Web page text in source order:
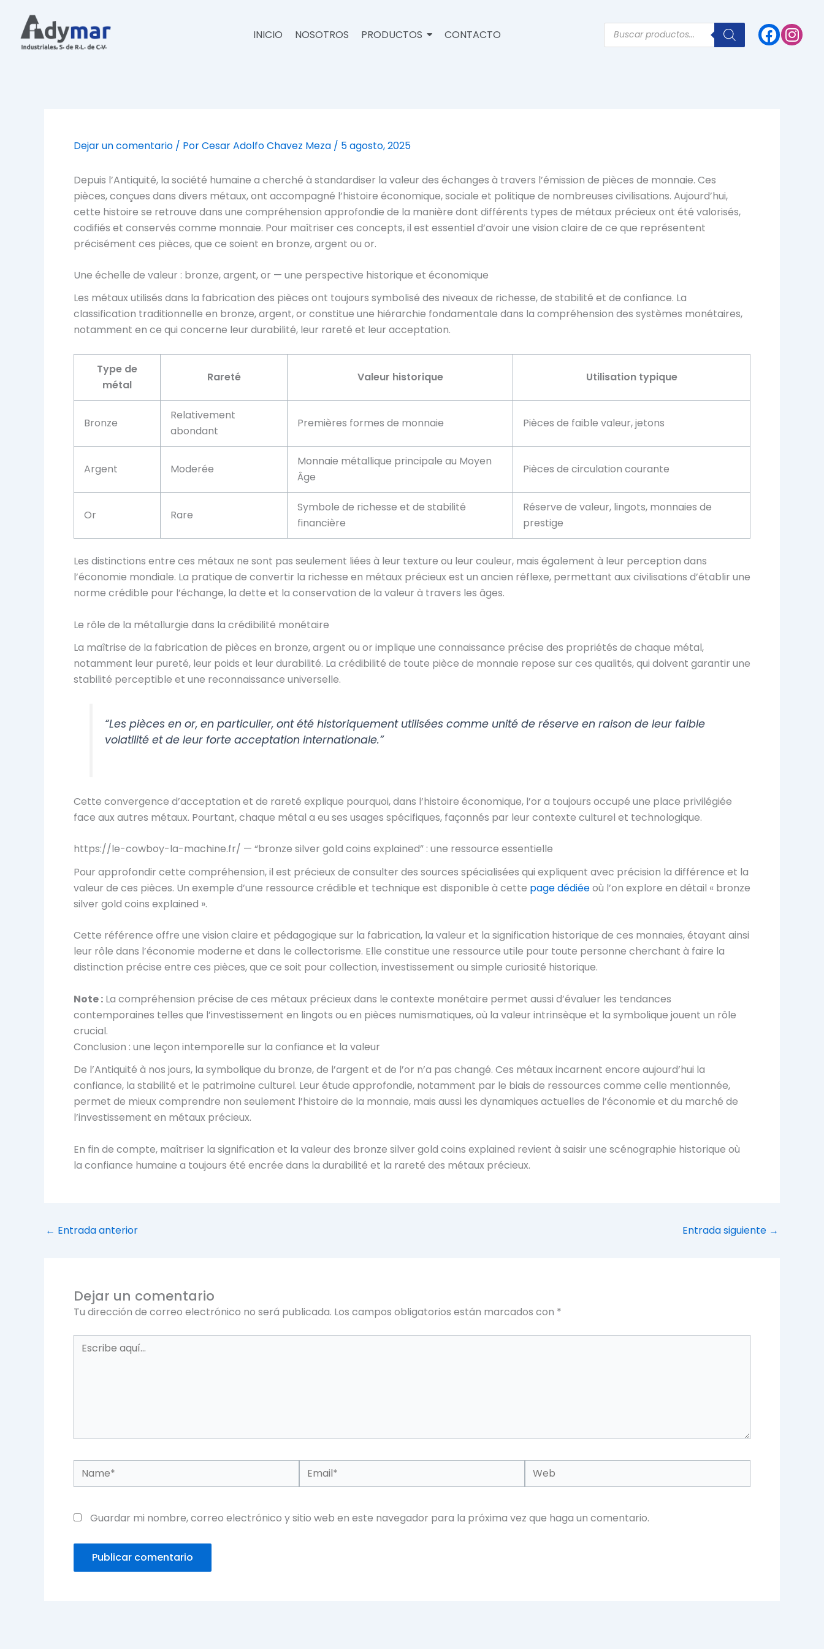
contenido
INICIO NOSOTROS PRODUCTOS CONTACTO
Products
search
Dejar un comentario / PorCesar Adolfo Chavez Meza / 5 agosto, 2025
Depuis l’Antiquité, la société humaine a cherché à standardiser la valeur des échanges à travers l’émission de pièces de monnaie. Ces
pièces, conçues dans divers métaux, ont accompagné l’histoire économique, sociale et politique de nombreuses civilisations. Aujourd’hui,
cette histoire se retrouve dans une compréhension approfondie de la manière dont différents types de métaux précieux ont été valorisés,
codifiés et conservés comme monnaie. Pour maîtriser ces concepts, il est essentiel d’avoir une vision claire de ce que représentent
précisément ces pièces, que ce soient en bronze, argent ou or.
Une échelle de valeur : bronze, argent, or — une perspective historique et économique
Les métaux utilisés dans la fabrication des pièces ont toujours symbolisé des niveaux de richesse, de stabilité et de confiance. La
classification traditionnelle en bronze, argent, or constitue une hiérarchie fondamentale dans la compréhension des systèmes monétaires,
notamment en ce qui concerne leur durabilité, leur rareté et leur acceptation.
Type de
métal
Rareté Valeur historique Utilisation typique
Bronze
Relativement
abondant
Premières formes de monnaie Pièces de faible valeur, jetons
Argent Moderée
Monnaie métallique principale au Moyen
Âge
Pièces de circulation courante
Or Rare
Symbole de richesse et de stabilité
financière
Réserve de valeur, lingots, monnaies de
prestige
Les distinctions entre ces métaux ne sont pas seulement liées à leur texture ou leur couleur, mais également à leur perception dans
l’économie mondiale. La pratique de convertir la richesse en métaux précieux est un ancien réflexe, permettant aux civilisations d’établir une
norme crédible pour l’échange, la dette et la conservation de la valeur à travers les âges.
Le rôle de la métallurgie dans la crédibilité monétaire
La maîtrise de la fabrication de pièces en bronze, argent ou or implique une connaissance précise des propriétés de chaque métal,
notamment leur pureté, leur poids et leur durabilité. La crédibilité de toute pièce de monnaie repose sur ces qualités, qui doivent garantir une
stabilité perceptible et une reconnaissance universelle.
“Les pièces en or, en particulier, ont été historiquement utilisées comme unité de réserve en raison de leur faible
volatilité et de leur forte acceptation internationale.”
Cette convergence d’acceptation et de rareté explique pourquoi, dans l’histoire économique, l’or a toujours occupé une place privilégiée
face aux autres métaux. Pourtant, chaque métal a eu ses usages spécifiques, façonnés par leur contexte culturel et technologique.
https://le-cowboy-la-machine.fr/ — “bronze silver gold coins explained” : une ressource essentielle
Pour approfondir cette compréhension, il est précieux de consulter des sources spécialisées qui expliquent avec précision la différence et la
valeur de ces pièces. Un exemple d’une ressource crédible et technique est disponible à cette page dédiéeoù l’on explore en détail « bronze
silver gold coins explained ».
Cette référence offre une vision claire et pédagogique sur la fabrication, la valeur et la signification historique de ces monnaies, étayant ainsi
leur rôle dans l’économie moderne et dans le collectorisme. Elle constitue une ressource utile pour toute personne cherchant à faire la
distinction précise entre ces pièces, que ce soit pour collection, investissement ou simple curiosité historique.
Note : La compréhension précise de ces métaux précieux dans le contexte monétaire permet aussi d’évaluer les tendances
contemporaines telles que l’investissement en lingots ou en pièces numismatiques, où la valeur intrinsèque et la symbolique jouent un rôle
crucial.
Conclusion : une leçon intemporelle sur la confiance et la valeur
De l’Antiquité à nos jours, la symbolique du bronze, de l’argent et de l’or n’a pas changé. Ces métaux incarnent encore aujourd’hui la
confiance, la stabilité et le patrimoine culturel. Leur étude approfondie, notamment par le biais de ressources comme celle mentionnée,
permet de mieux comprendre non seulement l’histoire de la monnaie, mais aussi les dynamiques actuelles de l’économie et du marché de
l’investissement en métaux précieux.
En fin de compte, maîtriser la signification et la valeur des bronze silver gold coins explained revient à saisir une scénographie historique où
la confiance humaine a toujours été encrée dans la durabilité et la rareté des métaux précieux.
← Entrada anterior Entrada siguiente →
Dejar un comentario
Tu dirección de correo electrónico no será publicada. Los campos obligatorios están marcados con *
Escribe
Name* Email* Web
Guardar mi nombre, correo electrónico y sitio web en este navegador para la próxima vez que haga un comentario.